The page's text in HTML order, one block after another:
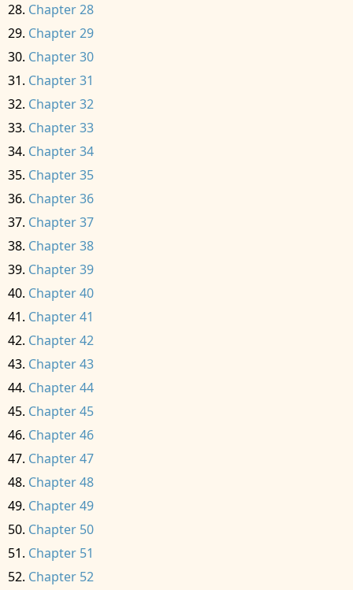
Chapter 28
Chapter 29
Chapter 30
Chapter 31
Chapter 32
Chapter 33
Chapter 34
Chapter 35
Chapter 36
Chapter 37
Chapter 38
Chapter 39
Chapter 40
Chapter 41
Chapter 42
Chapter 43
Chapter 44
Chapter 45
Chapter 46
Chapter 47
Chapter 48
Chapter 49
Chapter 50
Chapter 51
Chapter 52